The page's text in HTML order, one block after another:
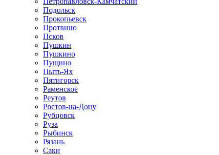
Подольск
Прокопьевск
Протвино
Псков
Пушкин
Пушкино
Пущино
Пыть-Ях
Пятигорск
Раменское
Реутов
Ростов-на-Дону
Рубцовск
Руза
Рыбинск
Рязань
Саки